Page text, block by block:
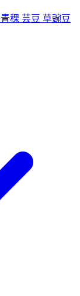
青稞 芸豆 草豌豆